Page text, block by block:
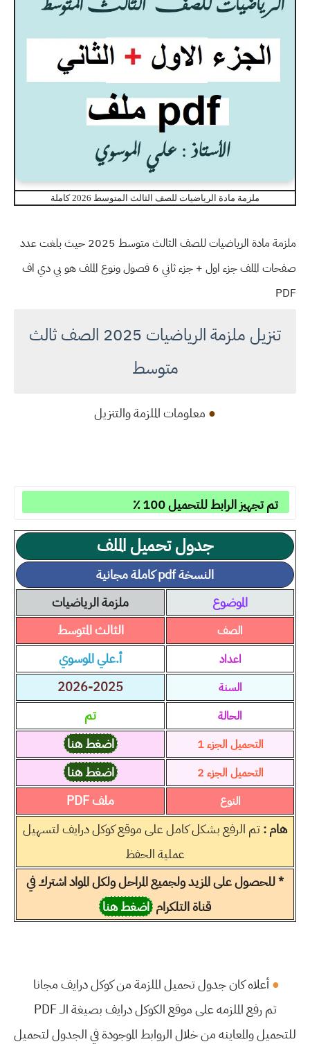
ملزمة مادة الرياضيات للصف الثالث المتوسط 2026 كاملة
ملزمة مادة الرياضيات للصف الثالث متوسط 2025 حيث بلغت عدد
صفحات الملف جزء اول + جزء ثاني 6 فصول ونوع الملف هو بي دي اف
PDF
تنزيل ملزمة الرياضيات 2025 الصف ثالث
متوسط
● معلومات الملزمة والتنزيل
تم تجهيز الرابط للتحميل 100 ٪
جدول تحميل الملف
النسخة pdf كاملة مجانية
الموضوع
ملزمة الرياضيات
الصف الثالث المتوسط
اعداد أ.علي الموسوي
السنة 2026-2025
الحالة تم
التحميل الجزء 1 اضغط هنا
التحميل الجزء 2 اضغط هنا
النوع
ملف PDF
هام :تم الرفع بشكل كامل على موقع كوكل درايف لتسهيل
عملية الحفظ
* للحصول على المزيد ولجميع المراحل ولكل المواد اشترك في
قناة التلكرام اضغط هنا
●أعلاه كان جدول تحميل الملزمة من كوكل درايف مجانا
تم رفع الملزمه على موقع الكوكل درايف بصيغة الــ PDF
للتحميل والمعاينه من خلال الروابط الموجودة في الجدول لتحميل